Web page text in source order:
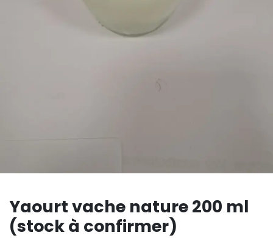
Yaourt vache nature 200 ml
(stock à confirmer)